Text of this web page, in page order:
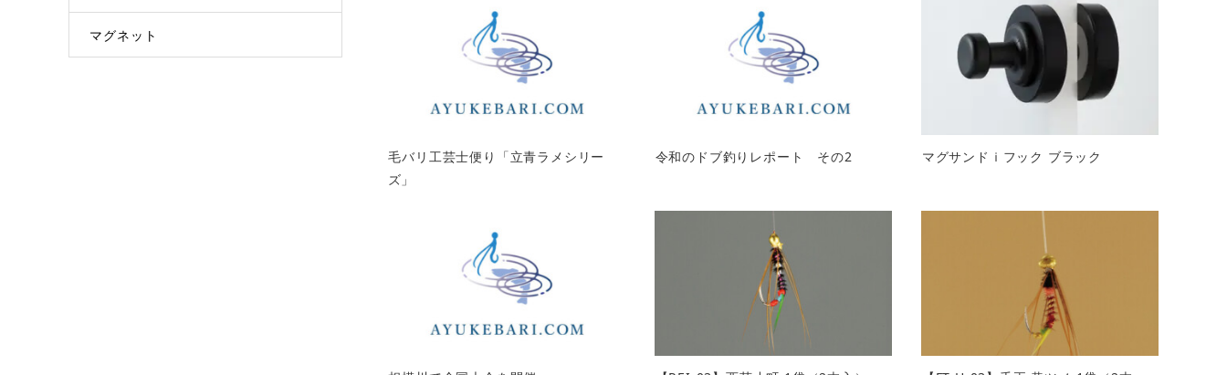
毛バリ工芸士便り「立青ラメシリー
ズ」
令和のドブ釣りレポート その2 マグサンドｉフック ブラック
マグネット